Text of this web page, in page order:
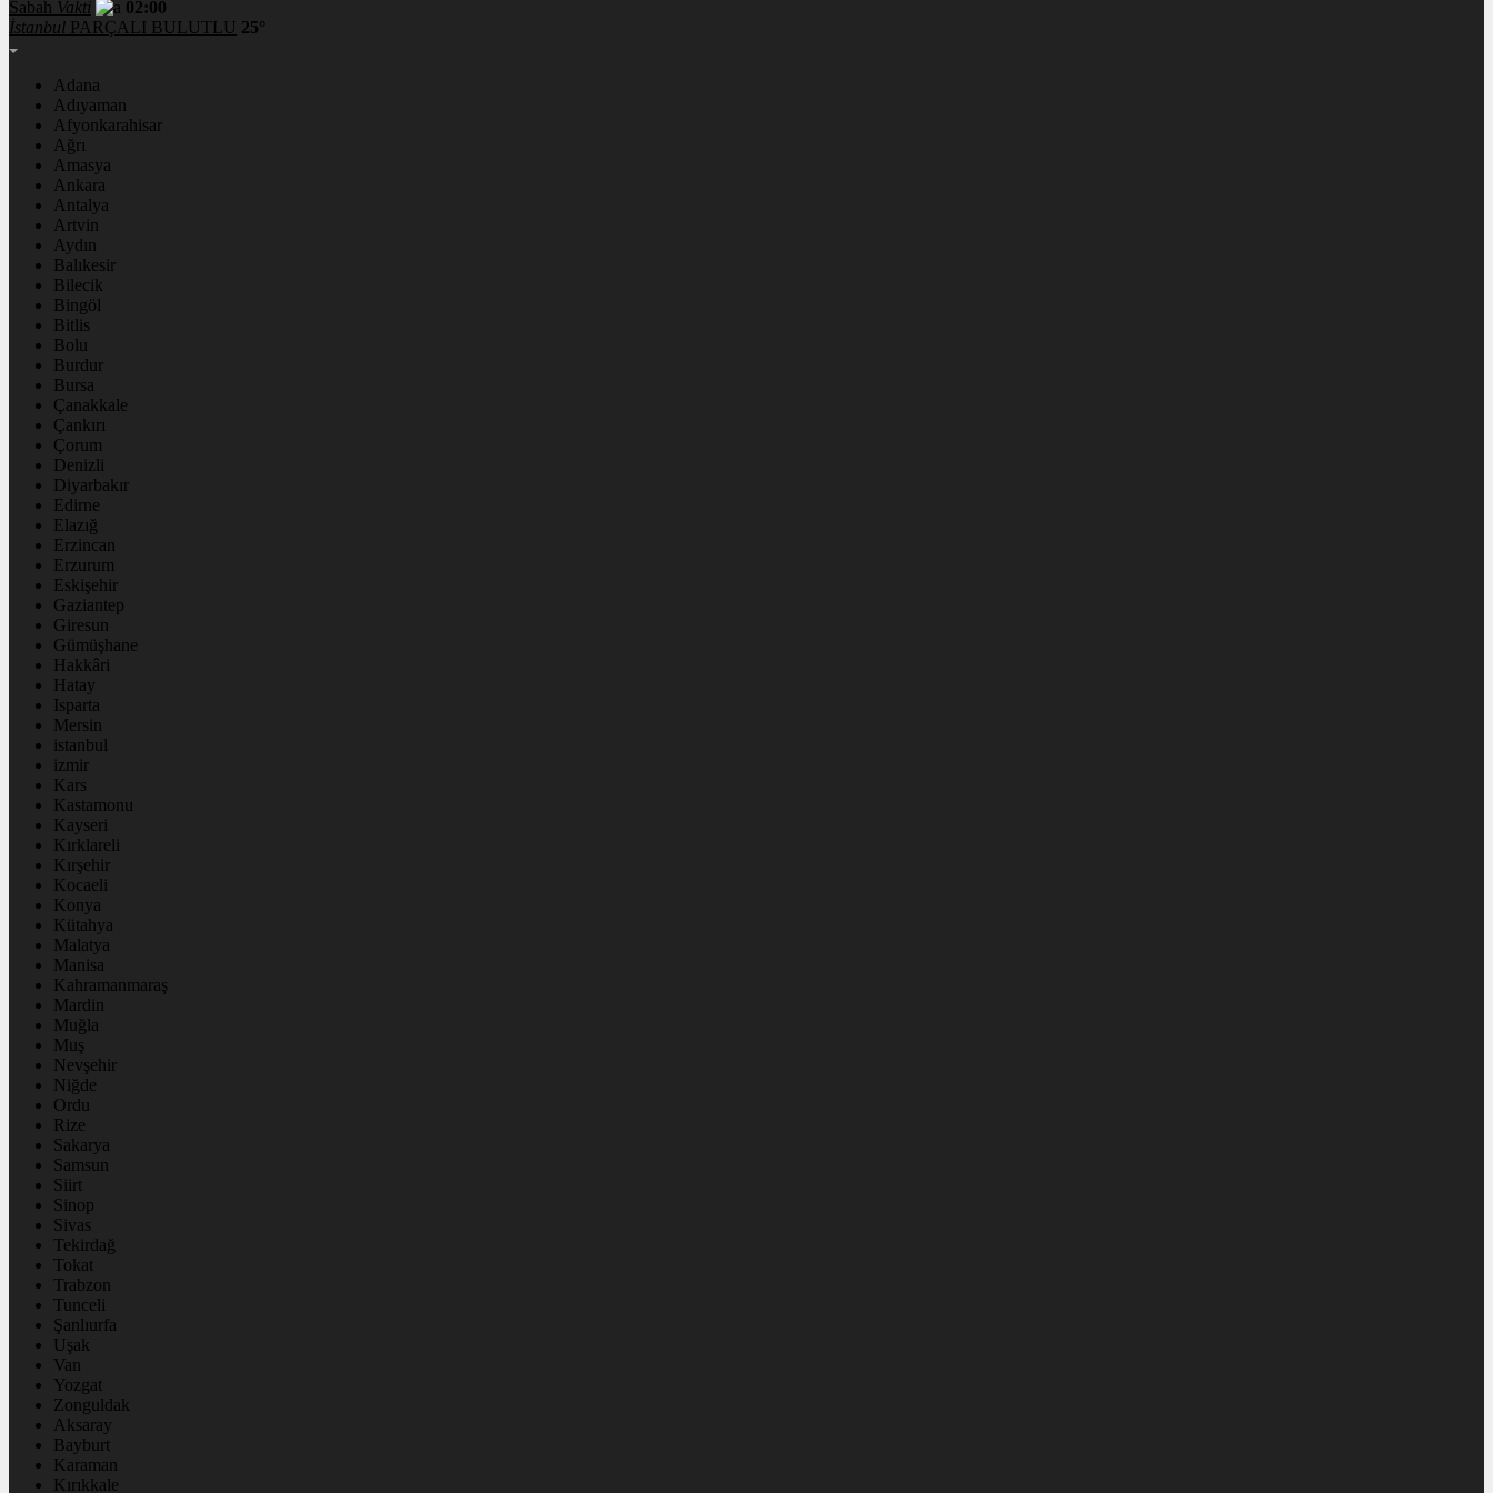
Sabah Vakti
02:00
İstanbul PARÇALI BULUTLU 25°
Adana
Adıyaman
Afyonkarahisar
Ağrı
Amasya
Ankara
Antalya
Artvin
Aydın
Balıkesir
Bilecik
Bingöl
Bitlis
Bolu
Burdur
Bursa
Çanakkale
Çankırı
Çorum
Denizli
Diyarbakır
Edirne
Elazığ
Erzincan
Erzurum
Eskişehir
Gaziantep
Giresun
Gümüşhane
Hakkâri
Hatay
Isparta
Mersin
istanbul
izmir
Kars
Kastamonu
Kayseri
Kırklareli
Kırşehir
Kocaeli
Konya
Kütahya
Malatya
Manisa
Kahramanmaraş
Mardin
Muğla
Muş
Nevşehir
Niğde
Ordu
Rize
Sakarya
Samsun
Siirt
Sinop
Sivas
Tekirdağ
Tokat
Trabzon
Tunceli
Şanlıurfa
Uşak
Van
Yozgat
Zonguldak
Aksaray
Bayburt
Karaman
Kırıkkale